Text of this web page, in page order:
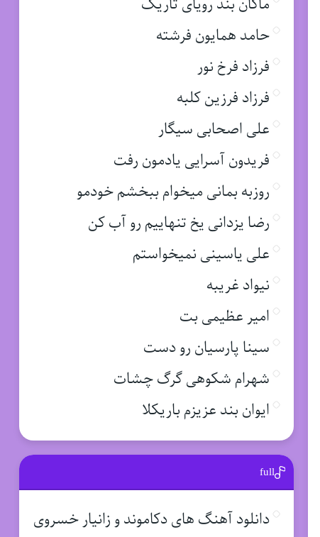
حامد همایون فرشته
فرزاد فرخ نور
فرزاد فرزین کلبه
علی اصحابی سیگار
فریدون آسرایی یادمون رفت
روزبه بمانی میخوام ببخشم خودمو
رضا یزدانی یخ تنهاییم رو آب کن
علی یاسینی نمیخواستم
نیواد غریبه
امیر عظیمی بت
سینا پارسیان رو دست
شهرام شکوهی گرگ چشات
ایوان بند عزیزم باریکلا
full
دانلود آهنگ های دکاموند و زانیار خسروی